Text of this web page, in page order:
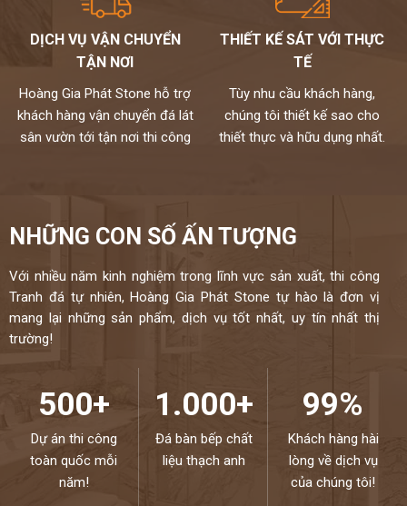
DỊCH VỤ VẬN CHUYỂN
TẬN NƠI
Hoàng Gia Phát Stone hỗ trợ
khách hàng vận chuyển đá lát
sân vườn tới tận nơi thi công
THIẾT KẾ SÁT VỚI THỰC
TẾ
Tùy nhu cầu khách hàng,
chúng tôi thiết kế sao cho
thiết thực và hữu dụng nhất.
NHỮNG CON SỐ ẤN TƯỢNG
Với nhiều năm kinh nghiệm trong lĩnh vực sản xuất, thi công
Tranh đá tự nhiên, Hoàng Gia Phát Stone tự hào là đơn vị
mang lại những sản phẩm, dịch vụ tốt nhất, uy tín nhất thị
trường!
500+
Dự án thi công
toàn quốc mỗi
năm!
1.000+
Đá bàn bếp chất
liệu thạch anh
99%
Khách hàng hài
lòng về dịch vụ
của chúng tôi!